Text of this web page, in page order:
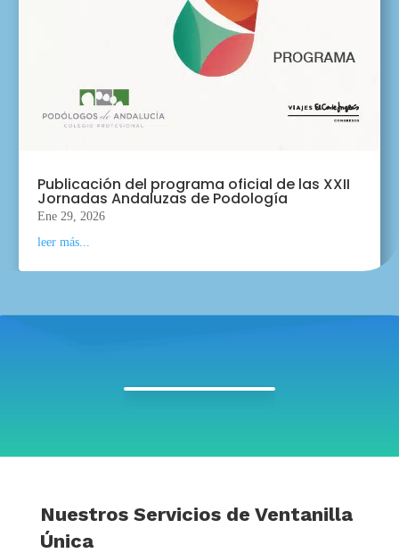
Publicación del programa oficial de las XXII
Jornadas Andaluzas de Podología
Ene 29, 2026
leer más...
Nuestros Servicios de Ventanilla
Única